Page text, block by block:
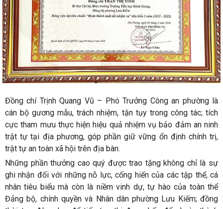
Đồng chí Trịnh Quang Vũ – Phó Trưởng Công an phường là
cán bộ gương mẫu, trách nhiệm, tận tụy trong công tác; tích
cực tham mưu thực hiện hiệu quả nhiệm vụ bảo đảm an ninh
trật tự tại địa phương, góp phần giữ vững ổn định chính trị,
trật tự an toàn xã hội trên địa bàn.
Những phần thưởng cao quý được trao tặng không chỉ là sự
ghi nhận đối với những nỗ lực, cống hiến của các tập thể, cá
nhân tiêu biểu mà còn là niềm vinh dự, tự hào của toàn thể
Đảng bộ, chính quyền và Nhân dân phường Lưu Kiếm; đồng